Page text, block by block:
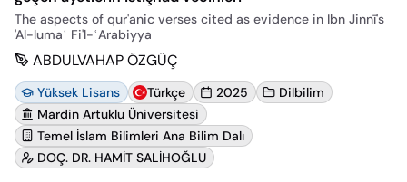
The aspects of qur'anic verses cited as evidence in Ibn Jinnī's
'Al-lumaʿ Fi'l-ʿArabiyya
ABDULVAHAP ÖZGÜÇ
Yüksek Lisans Türkçe 2025
Dilbilim
Mardin Artuklu Üniversitesi
Temel İslam Bilimleri Ana Bilim Dalı
DOÇ. DR. HAMİT SALİHOĞLU